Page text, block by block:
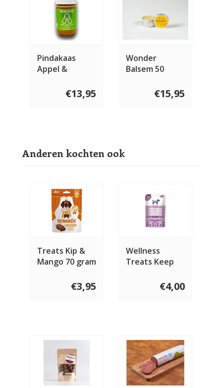
Pindakaas
Appel &
€13,95
Wonder
Balsem 50
€15,95
Anderen kochten ook
Treats Kip &
Mango 70 gram
€3,95
Wellness
Treats Keep
€4,00